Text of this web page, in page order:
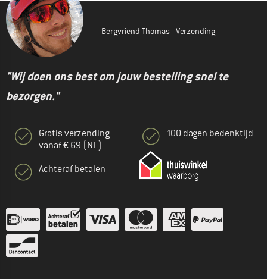
Bergvriend Thomas - Verzending
"Wij doen ons best om jouw bestelling snel te
bezorgen."
Gratis verzending
vanaf € 69 (NL)
Achteraf betalen
100 dagen bedenktijd